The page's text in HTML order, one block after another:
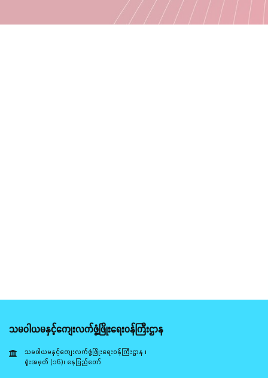
သမဝါယမနှင့်ကျေးလက်ဖွံ့ဖြိုးရေးဝန်ကြီးဌာန
သမဝါယမနှင့်ကျေးလက်ဖွံ့ဖြိုးရေးဝန်ကြီးဌာန ၊
ရုံးအမှတ် (၁၆)၊ နေပြည်တော်